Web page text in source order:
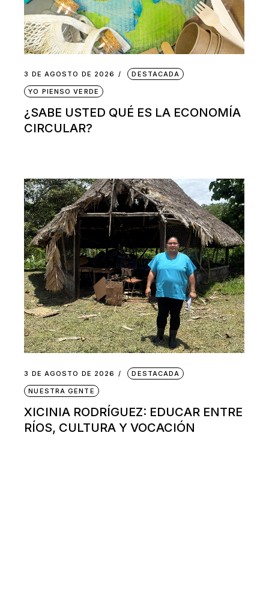
3 DE AGOSTO DE 2026 DESTACADA
YO PIENSO VERDE
¿SABE USTED QUÉ ES LA ECONOMÍA
CIRCULAR?
3 DE AGOSTO DE 2026 DESTACADA
NUESTRA GENTE
XICINIA RODRÍGUEZ: EDUCAR ENTRE
RÍOS, CULTURA Y VOCACIÓN